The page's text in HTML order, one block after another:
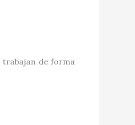
trabajan de forma